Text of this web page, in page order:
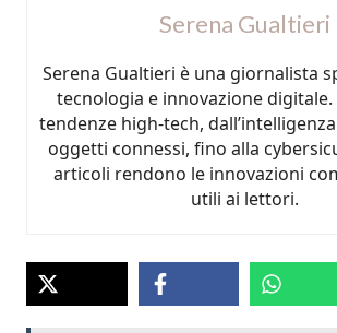
Serena Gualtieri
Serena Gualtieri è una giornalista
tecnologia e innovazione digitale.
tendenze high-tech,
oggetti connessi, fino alla
articoli rendono le innovazioni
utili ai lettori.